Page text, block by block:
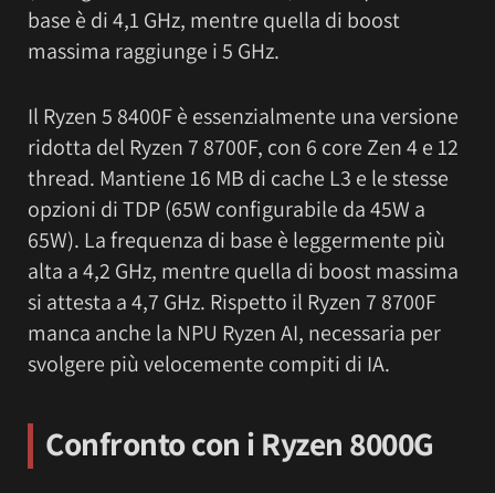
base è di 4,1 GHz, mentre quella di boost
massima raggiunge i 5 GHz.
Il Ryzen 5 8400F è essenzialmente una versione
ridotta del Ryzen 7 8700F, con 6 core Zen 4 e 12
thread. Mantiene 16 MB di cache L3 e le stesse
opzioni di TDP (65W configurabile da 45W a
65W). La frequenza di base è leggermente più
alta a 4,2 GHz, mentre quella di boost massima
si attesta a 4,7 GHz. Rispetto il Ryzen 7 8700F
manca anche la NPU Ryzen AI, necessaria per
svolgere più velocemente compiti di IA.
Confronto con i Ryzen 8000G